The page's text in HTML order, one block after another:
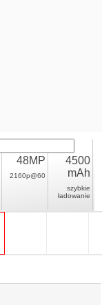
48MP
2160p@60
4500
mAh
szybkie
ładowanie